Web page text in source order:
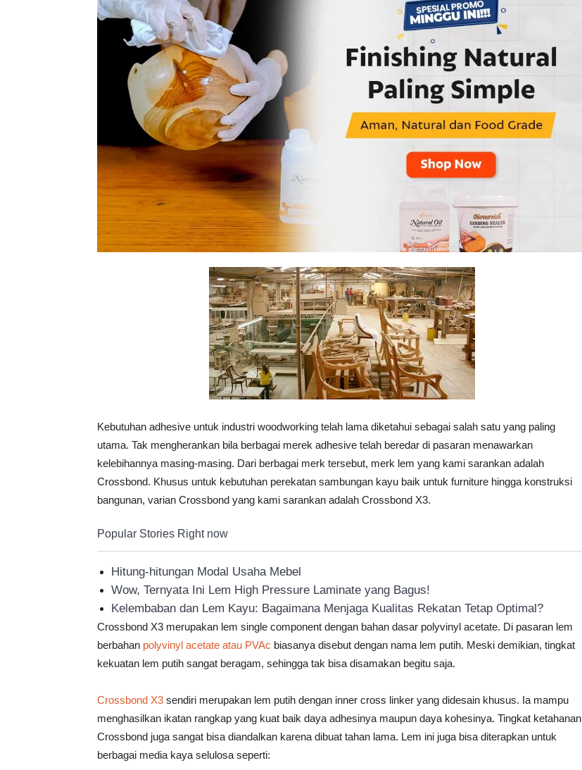
&
Tahan
Lama
Kebutuhan adhesive untuk industri woodworking telah lama diketahui sebagai salah satu yang paling
utama. Tak mengherankan bila berbagai merek adhesive telah beredar di pasaran menawarkan
kelebihannya masing-masing. Dari berbagai merk tersebut, merk lem yang kami sarankan adalah
Crossbond. Khusus untuk kebutuhan perekatan sambungan kayu baik untuk furniture hingga konstruksi
bangunan, varian Crossbond yang kami sarankan adalah Crossbond X3.
Popular Stories Right now
Hitung-hitungan Modal Usaha Mebel
Wow, Ternyata Ini Lem High Pressure Laminate yang Bagus!
Kelembaban dan Lem Kayu: Bagaimana Menjaga Kualitas Rekatan Tetap Optimal?
Crossbond X3 merupakan lem single component dengan bahan dasar polyvinyl acetate. Di pasaran lem
berbahan polyvinyl acetate atau PVAc biasanya disebut dengan nama lem putih. Meski demikian, tingkat
kekuatan lem putih sangat beragam, sehingga tak bisa disamakan begitu saja.
Crossbond X3 sendiri merupakan lem putih dengan inner cross linker yang didesain khusus. Ia mampu
menghasilkan ikatan rangkap yang kuat baik daya adhesinya maupun daya kohesinya. Tingkat ketahanan
Crossbond juga sangat bisa diandalkan karena dibuat tahan lama. Lem ini juga bisa diterapkan untuk
berbagai media kaya selulosa seperti: